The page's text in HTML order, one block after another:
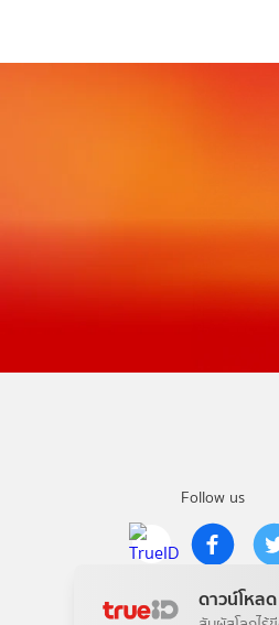
ดาวน์โหล
Follow us
Copyright © True Digital Group
All rights reserved